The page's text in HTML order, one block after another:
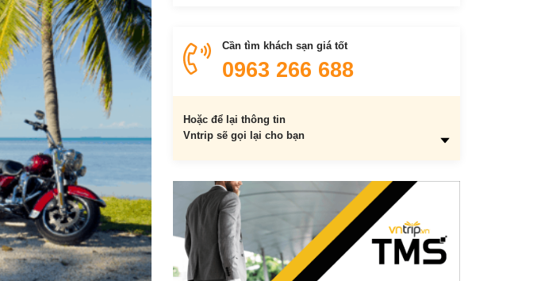
Cần tìm khách sạn giá tốt
0963 266 688
Hoặc để lại thông tin
Vntrip sẽ gọi lại cho bạn